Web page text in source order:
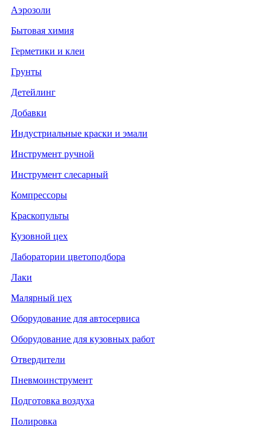
Аэрозоли
Бытовая химия
Герметики и клеи
Грунты
Детейлинг
Добавки
Индустриальные краски и эмали
Инструмент ручной
Инструмент слесарный
Компрессоры
Краскопульты
Кузовной цех
Лаборатории цветоподбора
Лаки
Малярный цех
Оборудование для автосервиса
Оборудование для кузовных работ
Отвердители
Пневмоинструмент
Подготовка воздуха
Полировка